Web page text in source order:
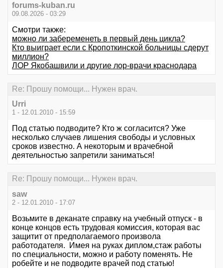
forums-kuban.ru
09.08.2026 - 03:29
Смотри также:
можно ли забеременеть в первый день цикла?
Кто выиграет если с Кропоткинской больницы сдерут
миллион?
ЛОР Якобашвили и другие лор-врачи краснодара
Re: Прошу помощи... Нужен врач.
Urri
1 - 12.01.2010 - 15:59
Под статью подводите? Кто ж согласится? Уже
несколько случаев лишения свободы и условных
сроков известно. А некоторым и врачебной
деятельностью запретили заниматься!
Re: Прошу помощи... Нужен врач.
saw
2 - 12.01.2010 - 17:07
Возьмите в деканате справку на учебный отпуск - в
конце концов есть трудовая комиссия, которая вас
защитит от предполагаемого произвола
работодателя. Имея на руках диплом,стаж работы
по специальности, можно и работу поменять. Не
робейте и не подводите врачей под статью!